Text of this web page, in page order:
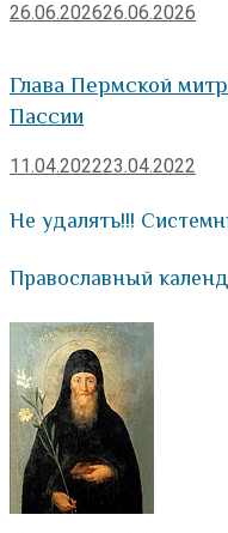
26.06.202626.06.2026
Глава Пермской
Пассии
11.04.202223.04.2022
Не удалять!!!
Православный